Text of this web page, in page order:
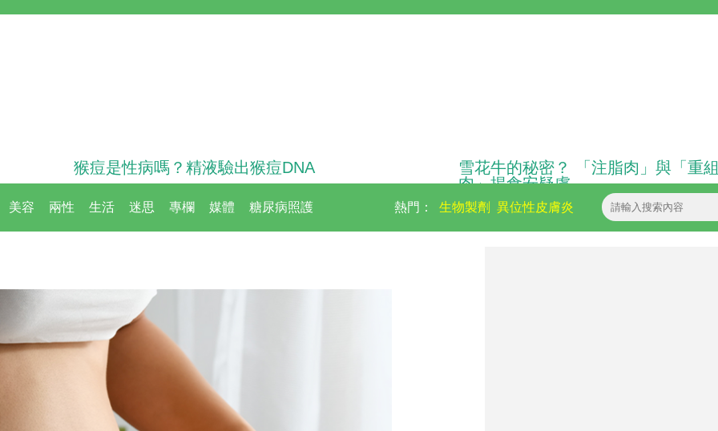
猴痘是性病嗎？精液驗出猴痘DNA
雪花牛的秘密？ 「注脂肉」與「重
肉」揭食安疑慮
美容 兩性 生活 迷思 專欄 媒體 糖尿病照護 異位性皮膚炎
生物製劑
熱門：